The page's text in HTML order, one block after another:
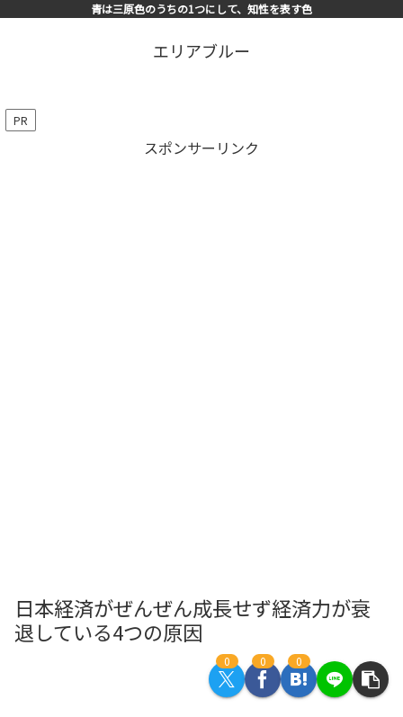
青は三原色のうちの1つにして、知性を表す色
エリアブルー
PR
スポンサーリンク
日本経済がぜんぜん成長せず経済力が衰
退している4つの原因
0 0 0